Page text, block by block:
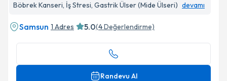
Böbrek Kanseri, İş Stresi, Gastrik Ülser (Mide Ülseri) devamı
Samsun 1 Adres 5.0(4Değerlendirme)
Randevu Al